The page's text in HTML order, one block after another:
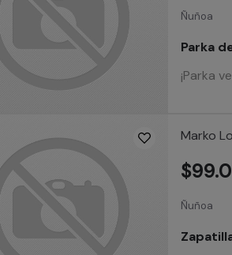
Ñuñoa
Parka
¡Parka
Marko
Ñuñoa